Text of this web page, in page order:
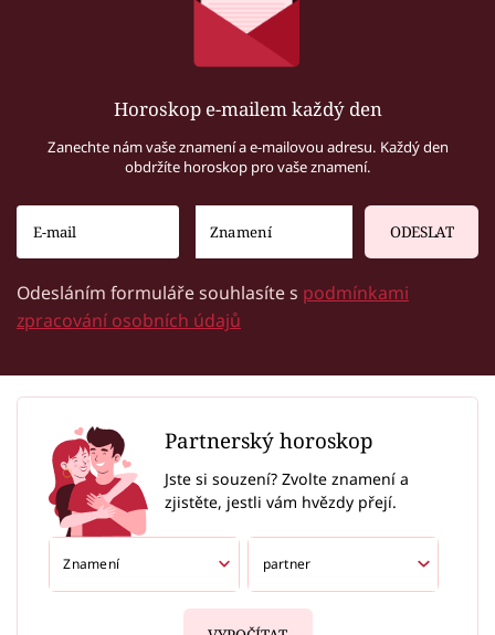
Horoskop e-mailem každý den
Zanechte nám vaše znamení a e-mailovou adresu. Každý den
obdržíte horoskop pro vaše znamení.
ODESLAT
Odesláním formuláře souhlasíte s podmínkami
zpracování osobních údajů
Partnerský horoskop
Jste si souzení? Zvolte znamení a
zjistěte, jestli vám hvězdy přejí.